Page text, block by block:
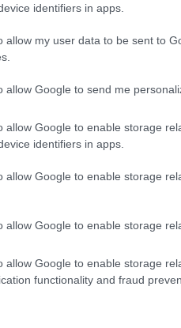
identifiers in apps.
allow my user data to be sent to
allow Google to send me
allow Google to enable storage
identifiers in apps.
allow Google to enable storage
allow Google to enable storage
allow Google to enable storage
functionality and fraud
προσώπου δεν
να μεταδοθούν μέσω
ως αερολύματα,
με ρεπορτάζ του Guardian
που φτερνίζεται ή
ενώ κάποιες
επαφή με κάποιο
μπορεί να
νόημα αν